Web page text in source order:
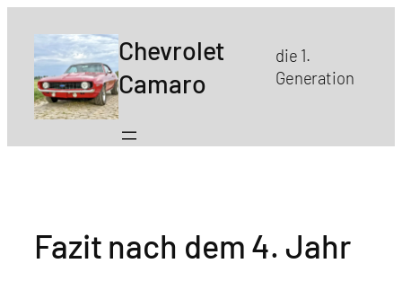
Inhalt
springen
Chevrolet
Camaro
die 1.
Generation
Fazit nach dem 4. Jahr